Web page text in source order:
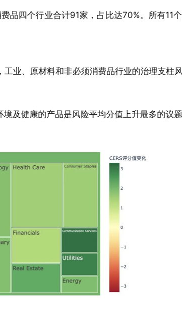
四个行业合计91家，占比达70%。所有11
业、原材料和非必须消费品行业的治理支柱
及健康的产品是风险平均分值上升最多的议题